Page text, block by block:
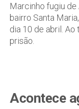
Marcinho fugiu
bairro Santa
dia 10 de abril.
prisão.
Acontece